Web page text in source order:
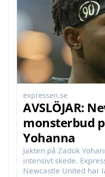
expressen.se
AVSLÖJAR:
monsterbud
Yohanna
Jakten på Zadok
intensivt skede.
Newcastle United har